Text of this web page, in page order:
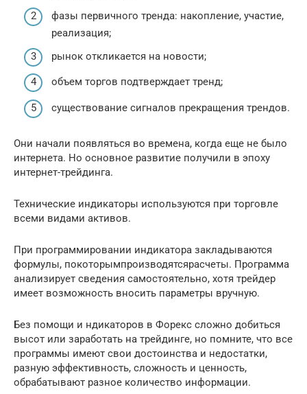
фазы первичного тренда: накопление, участие,
реализация;
рынок откликается на новости;
объем торгов подтверждает тренд;
существование сигналов прекращения трендов.
Они начали появляться во времена, когда еще не было
интернета. Но основное развитие получили в эпоху
интернет-трейдинга.
Технические индикаторы используются при торговле
всеми видами активов.
При программировании индикатора закладываются
формулы, покоторымпроизводятсярасчеты. Программа
анализирует сведения самостоятельно, хотя трейдер
имеет возможность вносить параметры вручную.
Без помощи и ндикаторов в Форекс сложно добиться
высот или заработать на трейдинге, но помните, что все
программы имеют свои достоинства и недостатки,
разную эффективность, сложность и ценность,
обрабатывают разное количество информации.